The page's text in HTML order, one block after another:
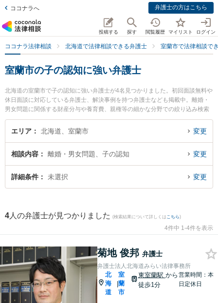
ココナラへ 弁護士の方はこちら
投稿する 探す 閲覧履歴 マイリスト ログイン
ココナラ法律相談 北海道で法律相談できる弁護士 室蘭市で法律相談で
室蘭市の子の認知に強い弁護士
北海道の室蘭市で子の認知に強い弁護士が4名見つかりました。初回面談無料や
休日面談に対応している弁護士、解決事例を持つ弁護士なども掲載中。離婚・
男女問題に関係する財産分与や養育費、親権等の細かな分野での絞り込み検索
もでき便利です。特に弁護士法人北海道みらい法律事務所の菊地 俊邦弁護士や
池田翔一法律事務所の池田 翔一弁護士、弁護士法人北海道みらい法律事務所の
相談したい』『子の認知のトラブル解決の実績豊富な近くの弁護士を検索した
い』『初回相談無料で子の認知を法律相談できる室蘭市内の弁護士に相談予約
したい』などでお困りの相談者さんにおすすめです。
エリア 北海道、室蘭市 変更
相談内容 離婚・男女問題、子の認知 変更
詳細条件 未選択 変更
4 人の弁護士が見つかりました (検索結果について詳しくは こちら)
4件中 1-4件を表示
菊地 俊邦 弁護士
弁護士法人北海道みらい法律事務所
北
海
道
|
室
蘭
市
東室蘭駅 から
徒歩1分
営業時間：本
日定休日